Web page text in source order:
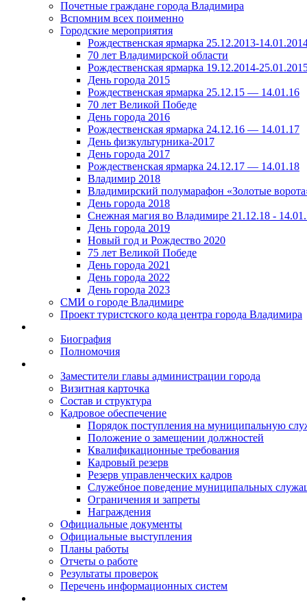
Почетные граждане города Владимира
Вспомним всех поименно
Городские мероприятия
Рождественская ярмарка 25.12.2013-
70 лет Владимирской области
Рождественская ярмарка 19.12.2014-
День города 2015
Рождественская ярмарка 25.12.15 — 14.01.16
70 лет Великой Победе
День города 2016
Рождественская ярмарка 24.12.16 — 14.01.17
День физкультурника-2017
День города 2017
Рождественская ярмарка 24.12.17 — 14.01.18
Владимир 2018
Владимирский полумарафон «Золотые
День города 2018
Снежная магия во Владимире 21.12.18 -
День города 2019
Новый год и Рождество 2020
75 лет Великой Победе
День города 2021
День города 2022
День города 2023
СМИ о городе Владимире
Проект туристского кода центра города Владимира
Биография
Полномочия
Заместители главы администрации города
Визитная карточка
Состав и структура
Кадровое обеспечение
Порядок поступления на муниципальную
Положение о замещении должностей
Квалификационные требования
Кадровый резерв
Резерв управленческих кадров
Служебное поведение муниципальных
Ограничения и запреты
Награждения
Официальные документы
Официальные выступления
Планы работы
Отчеты о работе
Результаты проверок
Перечень информационных систем